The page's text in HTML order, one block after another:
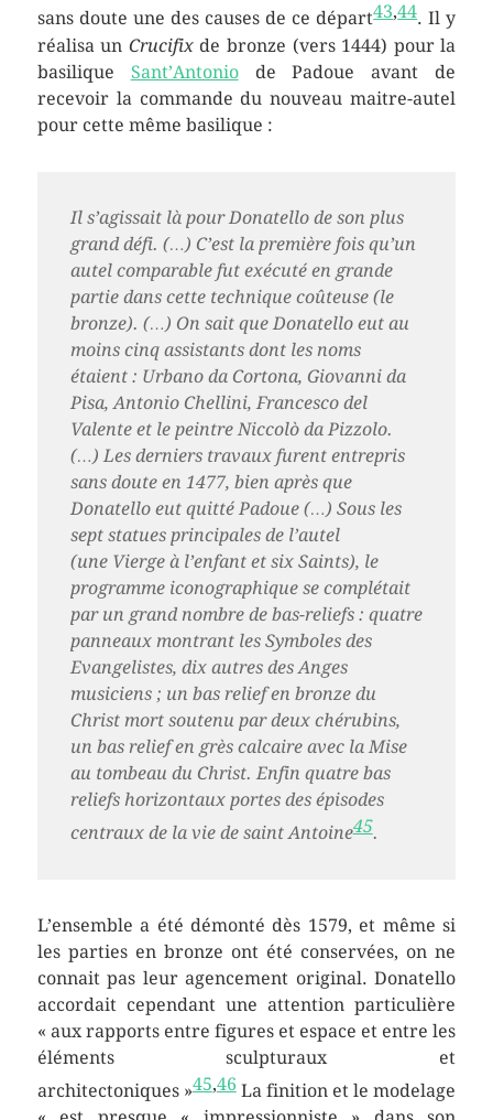
sans doute une des causes de ce départ43,44. Il y
réalisa un Crucifixde bronze (vers 1444) pour la
basilique Sant’Antoniode Padoue avant de
recevoir la commande du nouveau maitre-autel
pour cette même basilique :
Il s’agissait là pour Donatello de son plus
grand défi. (…) C’est la première fois qu’un
autel comparable fut exécuté en grande
partie dans cette technique coûteuse (le
bronze). (…) On sait que Donatello eut au
moins cinq assistants dont les noms
étaient : Urbano da Cortona, Giovanni da
Pisa, Antonio Chellini, Francesco del
Valente et le peintre Niccolò da Pizzolo.
(…) Les derniers travaux furent entrepris
sans doute en 1477, bien après que
Donatello eut quitté Padoue (…) Sous les
sept statues principales de l’autel
(une Vierge à l’enfantet six Saints), le
programme iconographique se complétait
par un grand nombre de bas-reliefs : quatre
panneaux montrant les Symboles des
Evangelistes, dix autres des Anges
musiciens ; un bas relief en bronze du
Christ mort soutenu par deux chérubins,
un bas relief en grès calcaire avec la Mise
au tombeau du Christ. Enfin quatre bas
reliefs horizontaux portes des épisodes
centraux de la vie de saint Antoine45.
L’ensemble a été démonté dès 1579, et même si
les parties en bronze ont été conservées, on ne
connait pas leur agencement original. Donatello
accordait cependant une attention particulière
« aux rapports entre figures et espace et entre les
éléments sculpturaux et
architectoniques »45,46La finition et le modelage